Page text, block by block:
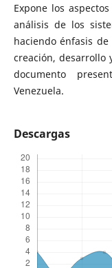
Expone los
análisis de los
haciendo énfasis
creación, desarrollo
documento
Venezuela.
Descargas